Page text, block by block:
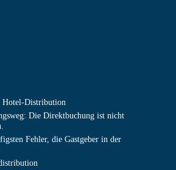
Hotel-Distribution
Die Direktbuchung ist nicht
Fehler, die Gastgeber in der